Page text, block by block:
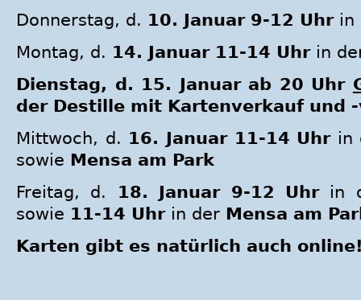
Donnerstag, d. 10. Januar 9-12 Uhrin
Montag, d. 14. Januar 11-14 Uhrin
Dienstag, d. 15. Januar ab 20 Uhr
der Destille mit Kartenverkauf und
Mittwoch, d. 16. Januar 11-14 Uhrin
sowie Mensa am Park
Freitag, d. 18. Januar 9-12 Uhrin
sowie 11-14 Uhrin der Mensa am
Karten gibt es natürlich auch